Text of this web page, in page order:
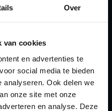
Over
van cookies
en advertenties te
social media te bieden
analyseren. Ook delen we
onze site met onze
en analyse. Deze
verzorgen
M
Mogelijkheden
Stamrecht BV
O